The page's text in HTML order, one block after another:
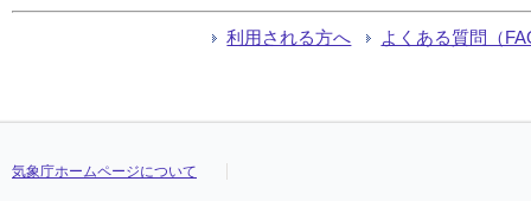
利用される方へ よくある質問（
気象庁ホームページについて